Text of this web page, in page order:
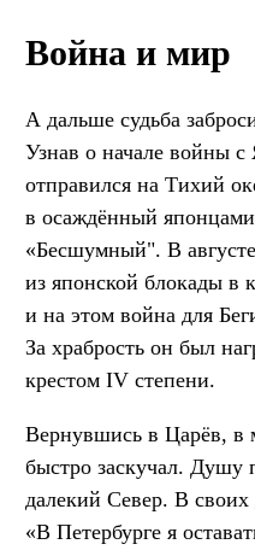
Война и мир
А дальше судьба
Узнав о начале войны с
отправился на Тихий
в осаждённый
«Бесшумный". В
из японской блокады в
и на этом война для
За храбрость он был
крестом IV степени.
Вернувшись в Царёв,
быстро заскучал. Душу
далекий Север. В
«В Петербурге я